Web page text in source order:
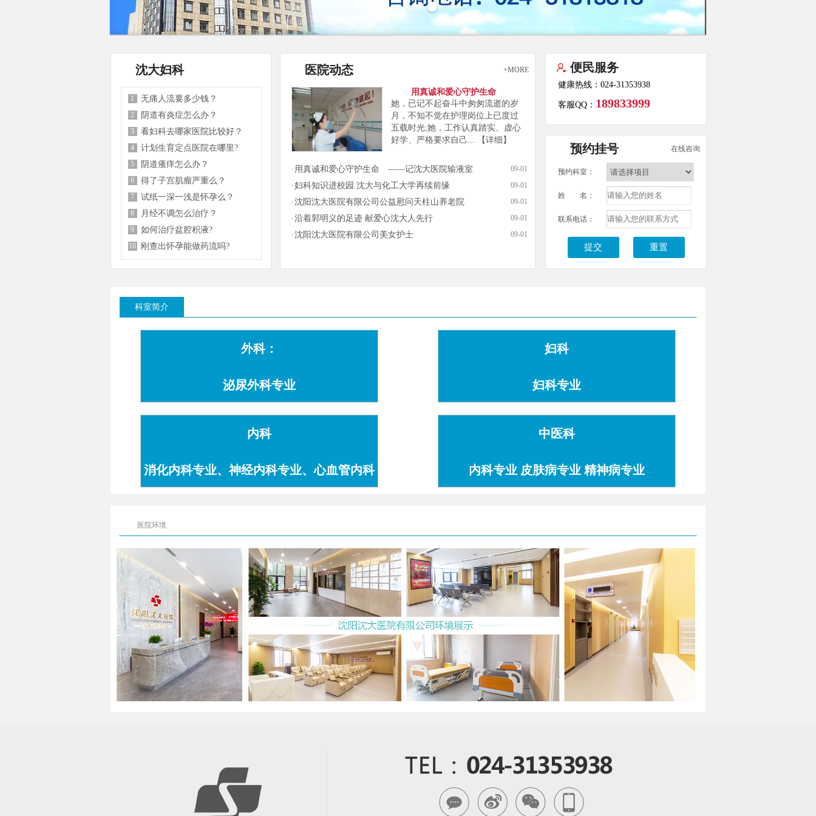
沈大妇科
1 无痛人流要多少钱？
2 阴道有炎症怎么办？
3 看妇科去哪家医院比较好？
4 计划生育定点医院在哪里?
5 阴道瘙痒怎么办？
6 得了子宫肌瘤严重么？
7 试纸一深一浅是怀孕么？
8 月经不调怎么治疗？
9 如何治疗盆腔积液?
10 刚查出怀孕能做药流吗?
医院动态 +MORE
用真诚和爱心守护生命
她，已记不起奋斗中匆匆流逝的岁
月，不知不觉在护理岗位上已度过
五载时光;她，工作认真踏实、虚心
好学、严格要求自己...
【详细】
用真诚和爱心守护生命 ——记沈大医院输液室 09-01
妇科知识进校园 沈大与化工大学再续前缘 09-01
沈阳沈大医院有限公司公益慰问天柱山养老院 09-01
沿着郭明义的足迹 献爱心沈大人先行 09-01
沈阳沈大医院有限公司美女护士 09-01
便民服务
健康热线：024-31353938
客服QQ： 189833999
预约挂号 在线咨询
预约科室：
姓 名：
联系电话：
科室简介
外科：
泌尿外科专业
妇科
妇科专业
内科
消化内科专业、神经内科专业、心血管内科
中医科
内科专业 皮肤病专业 精神病专业
医院环境